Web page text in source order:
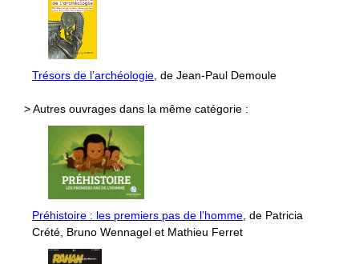
Trésors de l’archéologie, de Jean-Paul Demoule
> Autres ouvrages dans la même catégorie :
Préhistoire : les premiers pas de l’homme, de Patricia
Crété, Bruno Wennagel et Mathieu Ferret